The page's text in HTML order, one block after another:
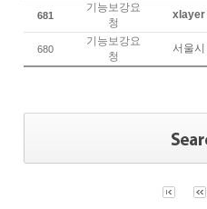
681
기능보강요
청
xlayer
680
기능보강요
청
서울